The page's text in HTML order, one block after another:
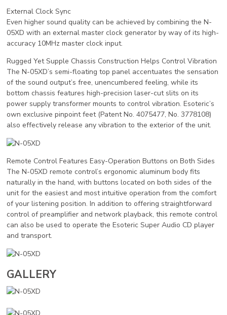
External Clock Sync
Even higher sound quality can be achieved by combining the N-
05XD with an external master clock generator by way of its high-
accuracy 10MHz master clock input.
Rugged Yet Supple Chassis Construction Helps Control Vibration
The N-05XD’s semi-floating top panel accentuates the sensation
of the sound output’s free, unencumbered feeling, while its
bottom chassis features high-precision laser-cut slits on its
power supply transformer mounts to control vibration. Esoteric’s
own exclusive pinpoint feet (Patent No. 4075477, No. 3778108)
also effectively release any vibration to the exterior of the unit.
Remote Control Features Easy-Operation Buttons on Both Sides
The N-05XD remote control’s ergonomic aluminum body fits
naturally in the hand, with buttons located on both sides of the
unit for the easiest and most intuitive operation from the comfort
of your listening position. In addition to offering straightforward
control of preamplifier and network playback, this remote control
can also be used to operate the Esoteric Super Audio CD player
and transport.
GALLERY